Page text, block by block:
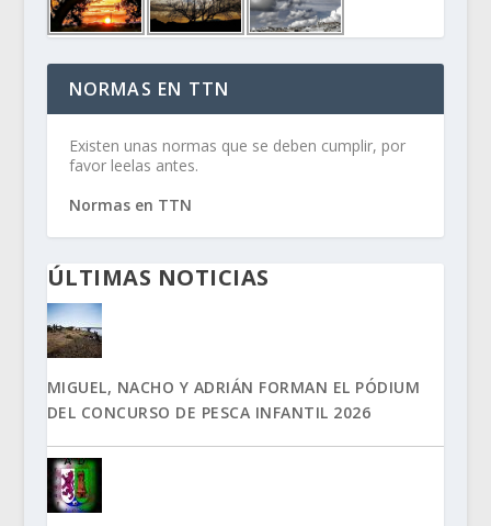
NORMAS EN TTN
Existen unas normas que se deben cumplir, por
favor leelas antes.
Normas en TTN
ÚLTIMAS NOTICIAS
MIGUEL, NACHO Y ADRIÁN FORMAN EL PÓDIUM
DEL CONCURSO DE PESCA INFANTIL 2026